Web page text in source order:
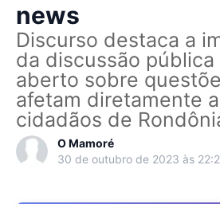
news
Discurso destaca a
da discussão
aberto sobre
afetam diretamente
cidadãos de
O Mamoré
30 de outubro de 2023 às